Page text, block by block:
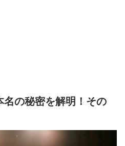
名の秘密を解明！その